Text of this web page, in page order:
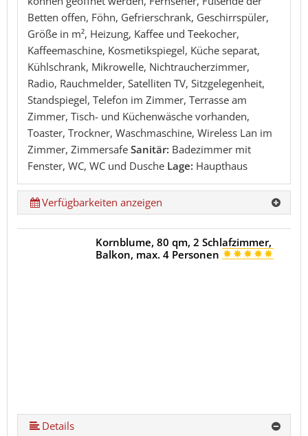
Betten offen, Föhn, Gefrierschrank, Geschirrspüler,
Größe in m², Heizung, Kaffee und Teekocher,
Kaffeemaschine, Kosmetikspiegel, Küche separat,
Kühlschrank, Mikrowelle, Nichtraucherzimmer,
Radio, Rauchmelder, Satelliten TV, Sitzgelegenheit,
Standspiegel, Telefon im Zimmer, Terrasse am
Zimmer, Tisch- und Küchenwäsche vorhanden,
Toaster, Trockner, Waschmaschine, Wireless Lan im
Zimmer, Zimmersafe Sanitär: Badezimmer mit
Fenster, WC, WC und Dusche Lage: Haupthaus
Verfügbarkeiten anzeigen
Kornblume, 80 qm, 2 Schlafzimmer,
Balkon, max. 4 Personen
Details